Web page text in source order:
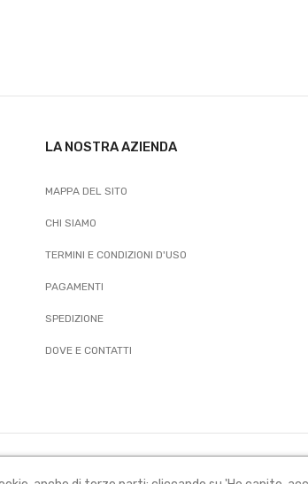
LA NOSTRA AZIENDA
MAPPA DEL SITO
CHI SIAMO
TERMINI E CONDIZIONI D'USO
PAGAMENTI
SPEDIZIONE
DOVE E CONTATTI